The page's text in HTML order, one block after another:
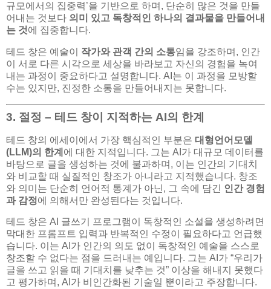
규모에서의 집중력’을 기반으로 하며, 단순히 많은 것을 만들
어내는 것보다 의미 있고 독창적인 하나의 결과물을 만들어내
는 것에 집중합니다.
테드 창은 예술이 작가와 관객 간의 소통임을 강조하며, 인간
이 서로 다른 시각으로 세상을 바라보고 자신의 경험을 녹여
내는 과정이 중요하다고 설명합니다. AI는 이 과정을 모방할
수는 있지만, 진정한 소통을 만들어내지는 못합니다.
3. 절정 – 테드 창이 지적하는 AI의 한계
테드 창의 에세이에서 가장 핵심적인 부분은 대형언어모델
(LLM)의 한계 에 대한 지적입니다. 그는 AI가 대규모 데이터를
바탕으로 글을 생성하는 것에 불과하며, 이는 인간의 기대치
와 비교할 때 실질적인 창조가 아니라고 지적했습니다. 창조
와 의미는 단순히 언어적 통계가 아닌, 그 속에 담긴
인간 경험
과 감정에 의해서만 완성된다는 것입니다.
테드 창은 AI 글쓰기 프로그램이 독창적인 소설을 생성하려면
막대한 프롬프트 입력과 반복적인 수정이 필요하다고 언급했
습니다. 이는 AI가 인간의 의도 없이 독창적인 예술을 스스로
창조할 수 없다는 점을 드러내는 예입니다. 그는 AI가 “우리가
글을 쓰고 읽을 때 기대치를 낮추는 것” 이상을 해내지 못했다
고 평가하며, AI가 비인간화된 기술일 뿐이라고 주장합니다.